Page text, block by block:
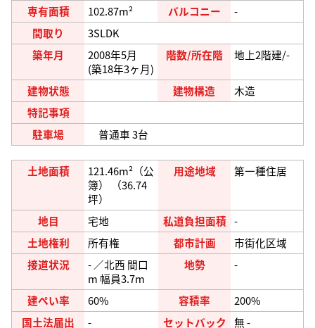
専有面積 102.87m² バルコニー
-
間取り
3SLDK
築年月
2008年5月
(築18年3ヶ月)
階数/所在階 地上2階建/-
建物状態 建物構造
木造
特記事項
駐車場
普通車 3台
土地面積
121.46m²（公
簿） （36.74
坪）
用途地域 第一種住居
地目 宅地 私道負担面積 -
土地権利
所有権 都市計画
市街化区域
接道状況
- ／北西 間口
m 幅員3.7m
地勢 -
建ぺい率 60% 容積率
200%
国土法届出
- セットバック 無 -